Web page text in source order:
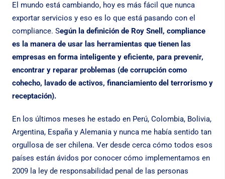
El mundo está cambiando, hoy es más fácil que nunca
exportar servicios y eso es lo que está pasando con el
compliance. Según la definición de Roy Snell, compliance
es la manera de usar las herramientas que tienen las
empresas en forma inteligente y eficiente, para prevenir,
encontrar y reparar problemas (de corrupción como
cohecho, lavado de activos, financiamiento del terrorismo y
receptación).
En los últimos meses he estado en Perú, Colombia, Bolivia,
Argentina, España y Alemania y nunca me había sentido tan
orgullosa de ser chilena. Ver desde cerca cómo todos esos
países están ávidos por conocer cómo implementamos en
2009 la ley de responsabilidad penal de las personas